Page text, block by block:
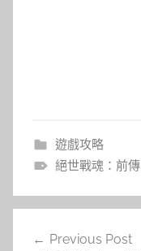
遊戲攻略
絕世戰魂：前傳
Previous Post